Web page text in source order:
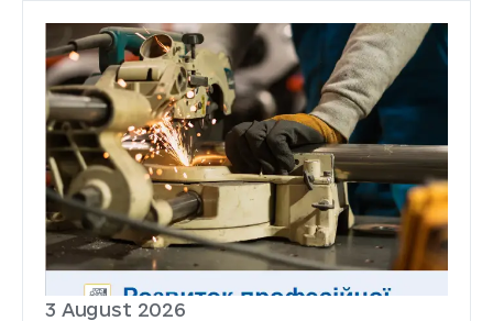
3 August 2026